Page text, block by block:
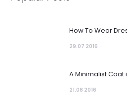
How To Wear
29.07 2016
A Minimalist Coat
21.08 2016